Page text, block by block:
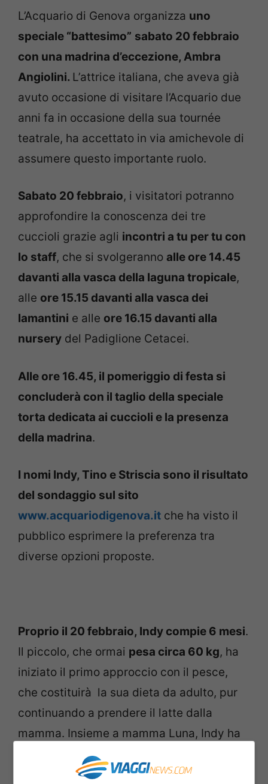
L’Acquario di Genova organizza uno
speciale “battesimo” sabato 20 febbraio
con una madrina d’eccezione, Ambra
Angiolini. L’attrice italiana, che aveva già
avuto occasione di visitare l’Acquario due
anni fa in occasione della sua tournée
teatrale, ha accettato in via amichevole di
assumere questo importante ruolo.
Sabato 20 febbraio, i visitatori potranno
approfondire la conoscenza dei tre
cuccioli grazie agli incontri a tu per tu con
lo staff, che si svolgeranno alle ore 14.45
davanti alla vasca della laguna tropicale,
alle ore 15.15 davanti alla vasca dei
lamantini e alle ore 16.15 davanti alla
nursery del Padiglione Cetacei.
Alle ore 16.45, il pomeriggio di festa si
concluderà con il taglio della speciale
torta dedicata ai cuccioli e la presenza
della madrina.
I nomi Indy, Tino e Striscia sono il risultato
del sondaggio sul sito
www.acquariodigenova.it che ha visto il
pubblico esprimere la preferenza tra
diverse opzioni proposte.
Proprio il 20 febbraio, Indy compie 6 mesi.
Il piccolo, che ormai pesa circa 60 kg, ha
iniziato il primo approccio con il pesce,
che costituirà la sua dieta da adulto, pur
continuando a prendere il latte dalla
mamma. Insieme a mamma Luna, Indy ha
iniziato il percorso di integrazione con gli
altri delfini: dopo aver incontrato e